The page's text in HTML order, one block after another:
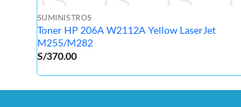
SUMINISTROS
Toner HP 206A W2112A Yellow LaserJet
M255/M282
S/370.00